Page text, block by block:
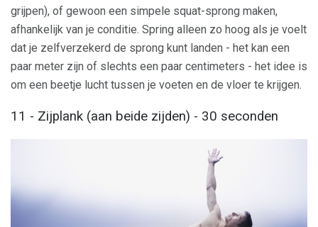
grijpen), of gewoon een simpele squat-sprong maken,
afhankelijk van je conditie. Spring alleen zo hoog als je voelt
dat je zelfverzekerd de sprong kunt landen - het kan een
paar meter zijn of slechts een paar centimeters - het idee is
om een ​​beetje lucht tussen je voeten en de vloer te krijgen.
11 - Zijplank (aan beide zijden) - 30 seconden